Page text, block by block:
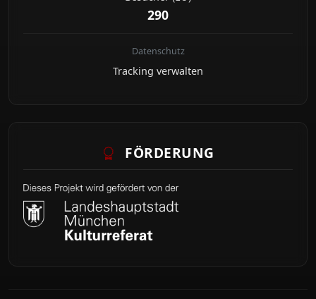
290
Datenschutz
Tracking verwalten
FÖRDERUNG